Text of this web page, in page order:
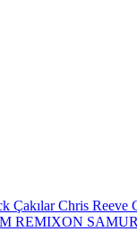
ÇakılarChris Reeve
REMIXON